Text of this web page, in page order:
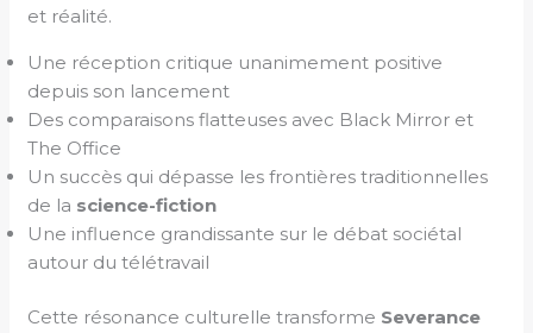
et réalité.
Une réception critique unanimement positive
depuis son lancement
Des comparaisons flatteuses avec Black Mirror et
The Office
Un succès qui dépasse les frontières traditionnelles
de la science-fiction
Une influence grandissante sur le débat sociétal
autour du télétravail
Cette résonance culturelle transforme Severance